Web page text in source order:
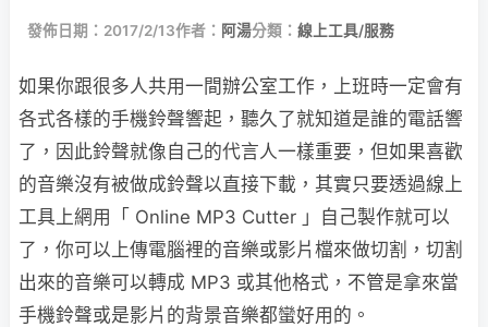
發佈日期：2017/2/13作者： 阿湯分類： 線上工具/服務
如果你跟很多人共用一間辦公室工作，上班時一定會有
各式各樣的手機鈴聲響起，聽久了就知道是誰的電話響
了，因此鈴聲就像自己的代言人一樣重要，但如果喜歡
的音樂沒有被做成鈴聲以直接下載， 其實只要透過線上
工具上網用「 Online MP3 Cutter 」 自己製作就可以
了 ，你可以上傳電腦裡的音樂或影片檔來做切割，切割
出來的音樂可以轉成 MP3 或其他格式，不管是拿來當
手機鈴聲或是影片的背景音樂都蠻好用的。